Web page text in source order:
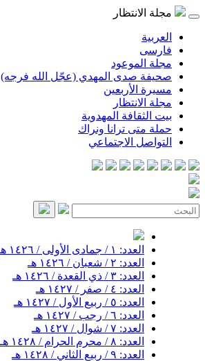
مجلة الانتظار
العربية
فارسی
مجلة الموعود
صحيفة صدى المهدي (عجّل الله فرجه)
مسيرة الأربعين
مجلة الانتظار
بيت الثقافة المهدوية
حملة متى ترانا ونراك
التواصل الاجتماعي
العدد: ١ / جمادى الأولى / ١٤٢٦ هـ
العدد: ٢ / شعبان / ١٤٢٦ هـ
العدد: ٣ / ذي القعدة / ١٤٢٦ هـ
العدد: ٤ / صفر / ١٤٢٧ هـ
العدد: ٥ / ربيع الأول / ١٤٢٧ هـ
العدد: ٦ / رجب / ١٤٢٧ هـ
العدد: ٧ / شوال / ١٤٢٧ هـ
العدد: ٨ / محرم الحرام / ١٤٢٨ هـ
العدد: ٩ / ربيع الثاني / ١٤٢٨ هـ